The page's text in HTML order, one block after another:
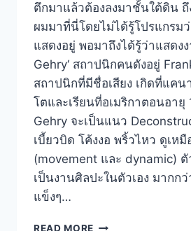
ตึกมาแล้วต้องลงมาชั้นใต้ดิน ถึ
ผมมาที่นี่โดยไม่ได้รู้โปรแกรม
แสดงอยู่ พอมาถึงได้รู้ว่าแสดง
Gehry‘ สถาปนิกคนดังอยู่
สถาปนิกที่มีชื่อเสียง เกิดที่แคน
โตและเรียนที่อเมริกาตอนอายุ
Gehry จะเป็นแนว
เบี้ยวบิด โค้งงอ พริ้วไหว ดูเห
(movement และ dynamic) ตั
เป็นงานศิลปะในตัวเอง มากก
แข็งๆ…
READ MORE ชม